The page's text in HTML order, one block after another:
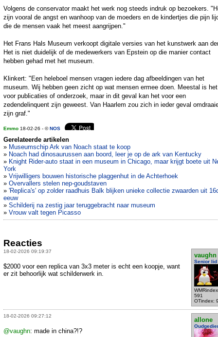
Volgens de conservator maakt het werk nog steeds indruk op bezoekers.
zijn vooral de angst en wanhoop van de moeders en de kindertjes die pijn
die de mensen vaak het meest aangrijpen."
Het Frans Hals Museum verkoopt digitale versies van het kunstwerk aan
Het is niet duidelijk of de medewerkers van Epstein op die manier contact
hebben gehad met het museum.
Klinkert: "Een heleboel mensen vragen iedere dag afbeeldingen van het
museum. Wij hebben geen zicht op wat mensen ermee doen. Meestal is het
voor publicaties of onderzoek, maar in dit geval kan het voor een
zedendelinquent zijn geweest. Van Haarlem zou zich in ieder geval
zijn graf."
Emmo 18-02-26 - ©NOS
Gerelateerde artikelen
» Museumschip Ark van Noach staat te koop
» Noach had dinosaurussen aan boord, leer je op de ark van Kentucky
» Knight Rider-auto staat in een museum in Chicago, maar krijgt boete uit
York
» Vrijwilligers bouwen historische plaggenhut in de Achterhoek
» Overvallers stelen nep-goudstaven
» 'Replica's' op zolder raadhuis Balk blijken unieke collectie zwaarden uit
eeuw
» Schilderij na zestig jaar teruggebracht naar museum
» Vrouw valt tegen Picasso
Reacties
18-02-2026 09:19:37
vaughn
Senior lid
591
OTindex:
$2000 voor een replica van 3x3 meter is echt een koopje, want
er zit behoorlijk wat schilderwerk in.
18-02-2026 09:27:12
allone
@vaughn: made in china?!?